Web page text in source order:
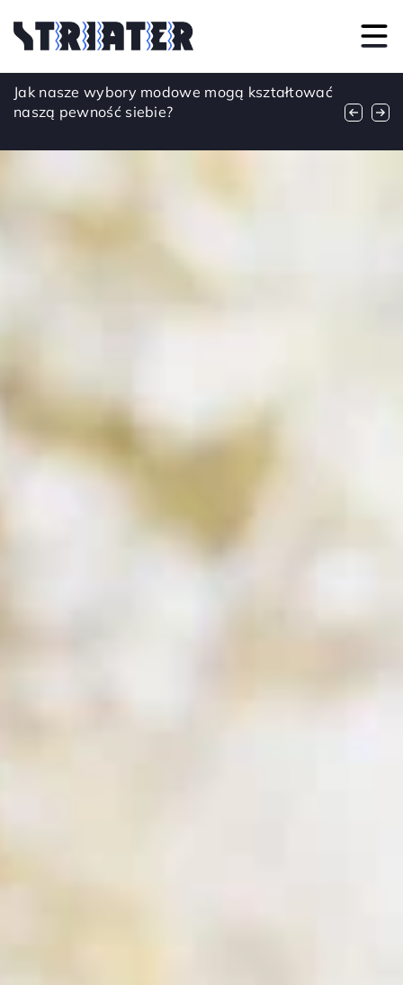
Kwiatowe Wzory: Jak Dopasować Sukienkę
do Okazji i Stylu
Jak nasze wybory modowe mogą kształtować
naszą pewność siebie?
Sztuka naturalnego podkreślania urody: jak
wykorzystać moc roślin w codziennej